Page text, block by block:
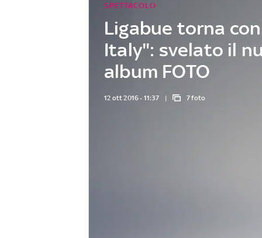
Ligabue torna
Italy": svelato il
album FOTO
SPETTACOLO
12 ott 2016 - 11:37 7 foto